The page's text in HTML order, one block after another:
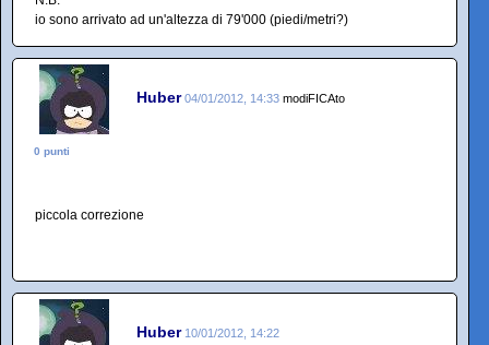
io sono arrivato ad un'altezza di 79'000 (piedi/metri?)
Huber 04/01/2012, 14:33 modiFICAto
0 punti
piccola correzione
Huber 10/01/2012, 14:22